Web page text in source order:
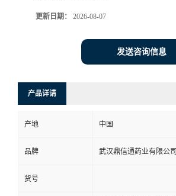
更新日期： 2026-08-07
发送咨询信息
产品详请
产地 中国
品牌 武汉鼎信通药业有限公司
货号